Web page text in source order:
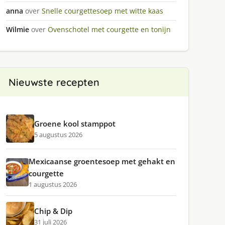
anna over Snelle courgettesoep met witte kaas
Wilmie over Ovenschotel met courgette en tonijn
Nieuwste recepten
Groene kool stamppot
5 augustus 2026
Mexicaanse groentesoep met gehakt en
courgette
1 augustus 2026
Chip & Dip
31 juli 2026